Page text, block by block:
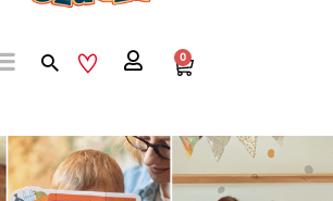
Szukaj 0
Wózek